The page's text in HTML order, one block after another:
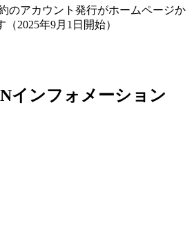
のアカウント発行がホームページか
2025年9月1日開始）
インフォメーション